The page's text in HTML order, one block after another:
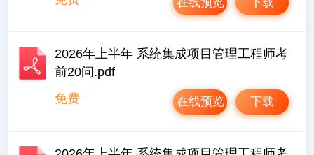
2026年上半年 系统集成项目管理工程师考
前20问.pdf
免费
下载
在线预览